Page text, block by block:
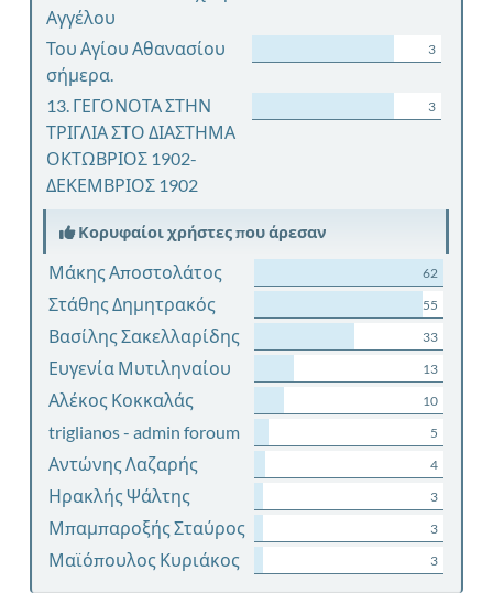
Αγγέλου
Του Αγίου Αθανασίου
σήμερα.
3
13. ΓΕΓΟΝΟΤΑ ΣΤΗΝ
ΤΡΙΓΛΙΑ ΣΤΟ ΔΙΑΣΤΗΜΑ
ΟΚΤΩΒΡΙΟΣ 1902-
ΔΕΚΕΜΒΡΙΟΣ 1902
3
Κορυφαίοι χρήστες που άρεσαν
Μάκης Αποστολάτος 62
Στάθης Δημητρακός 55
Βασίλης Σακελλαρίδης 33
Ευγενία Μυτιληναίου 13
Αλέκος Κοκκαλάς 10
triglianos - admin foroum 5
Αντώνης Λαζαρής 4
Ηρακλής Ψάλτης 3
Μπαμπαροξής Σταύρος 3
Μαϊόπουλος Κυριάκος 3